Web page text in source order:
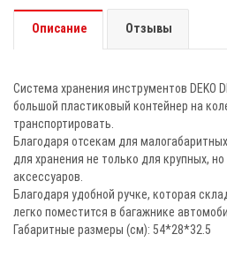
Описание Отзывы
Система хранения инструментов DEKO
большой пластиковый контейнер на
транспортировать.
Благодаря отсекам для
для хранения не только для крупных,
аксессуаров.
Благодаря удобной ручке, которая
легко поместится в багажнике
Габаритные размеры (см): 54*28*32.5